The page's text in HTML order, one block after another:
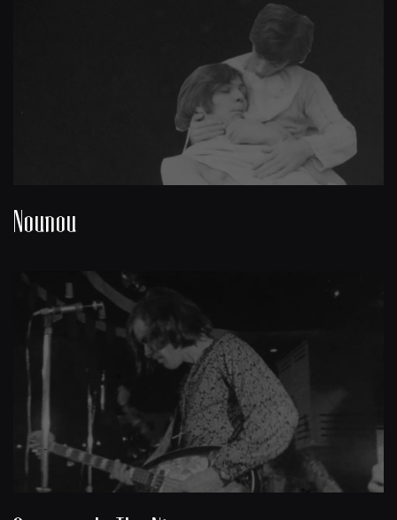
Nounou